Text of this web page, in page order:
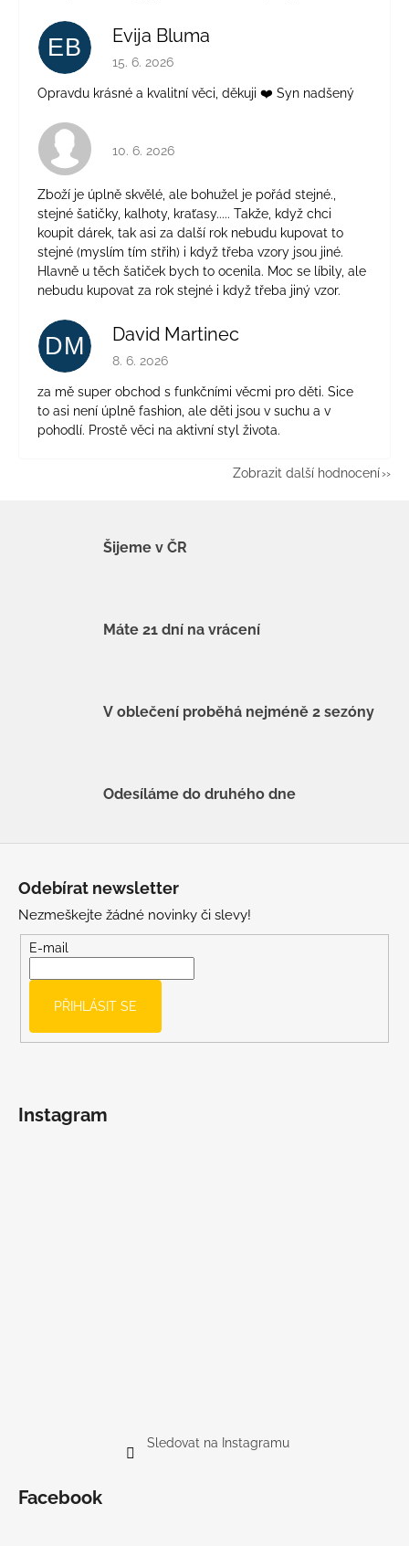
EB Evija Bluma
Hodnocení obchodu je 5 z 5 hvězdiček.
15. 6. 2026
Opravdu krásné a kvalitní věci, děkuji ❤️ Syn nadšený
Hodnocení obchodu je 4 z 5 hvězdiček.
10. 6. 2026
Zboží je úplně skvělé, ale bohužel je pořád stejné.,
stejné šatičky, kalhoty, kraťasy..... Takže, když chci
koupit dárek, tak asi za další rok nebudu kupovat to
stejné (myslím tím střih) i když třeba vzory jsou jiné.
Hlavně u těch šatiček bych to ocenila. Moc se líbily, ale
nebudu kupovat za rok stejné i když třeba jiný vzor.
DM David Martinec
Hodnocení obchodu je 5 z 5 hvězdiček.
8. 6. 2026
za mě super obchod s funkčními věcmi pro děti. Sice
to asi není úplně fashion, ale děti jsou v suchu a v
pohodlí. Prostě věci na aktivní styl života.
Zobrazit další hodnocení
Šijeme v ČR
Máte 21 dní na vrácení
V oblečení proběhá nejméně 2 sezóny
Odesíláme do druhého dne
Odebírat newsletter
Nezmeškejte žádné novinky či slevy!
E-mail
PŘIHLÁSIT SE
Instagram
Sledovat na Instagramu
Facebook